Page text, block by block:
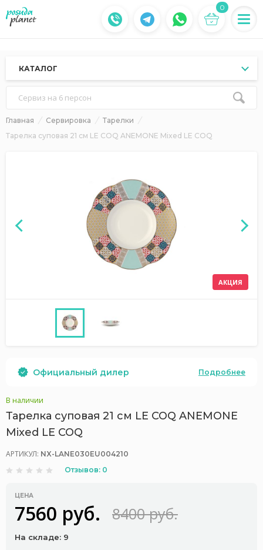
0
КАТАЛОГ
Сервиз на 6 персон
Главная Сервировка
Тарелки
Тарелка суповая 21 см LE COQ ANEMONE Mixed LE COQ
АКЦИЯ
Официальный дилер Подробнее
В наличии
Тарелка суповая 21 см LE COQ ANEMONE
Mixed LE COQ
АРТИКУЛ: NX-LANE030EU004210
Отзывов: 0
ЦЕНА
7560 руб. 8400 руб.
На складе: 9